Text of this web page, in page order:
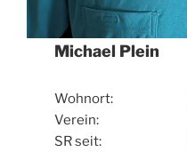
Michael Plein
Wohnort:
Verein: FC
SR seit: